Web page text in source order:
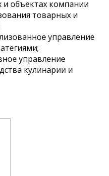
и объектах компании
товарных и
управление
управление
кулинарии и